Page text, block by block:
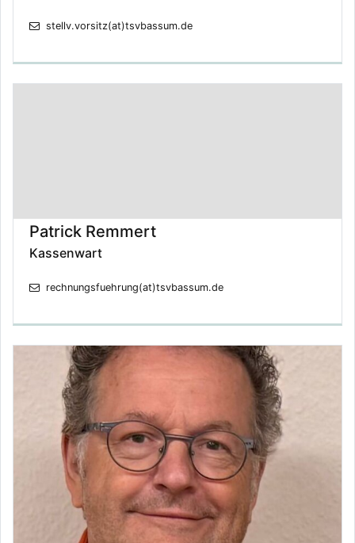
stellv.vorsitz(at)tsvbassum.de
Patrick Remmert
Kassenwart
rechnungsfuehrung(at)tsvbassum.de